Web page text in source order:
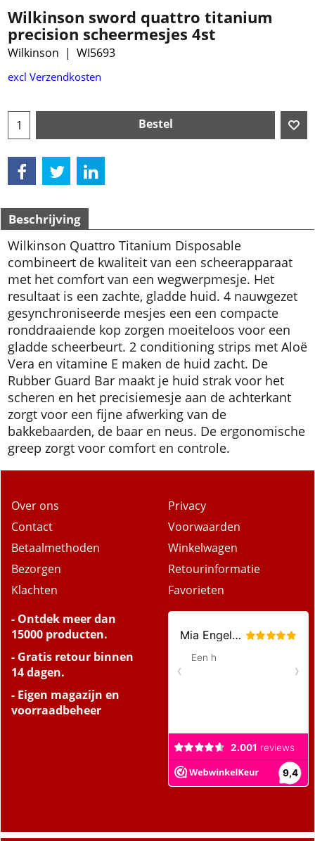
Wilkinson sword quattro titanium
precision scheermesjes 4st
Wilkinson WI5693
€9.99
Bestel
Beschrijving
Wilkinson Quattro Titanium Disposable
combineert de kwaliteit van een scheerapparaat
met het comfort van een wegwerpmesje. Het
resultaat is een zachte, gladde huid. 4 nauwgezet
gesynchroniseerde mesjes een een compacte
ronddraaiende kop zorgen moeiteloos voor een
gladde scheerbeurt. 2 conditioning strips met Aloë
Vera en vitamine E maken de huid zacht. De
Rubber Guard Bar maakt je huid strak voor het
scheren en het precisiemesje aan de achterkant
zorgt voor een fijne afwerking van de
bakkebaarden, de baar en neus. De ergonomische
greep zorgt voor comfort en controle.
Over ons
Contact
Betaalmethoden
Bezorgen
Klachten
Privacy
Voorwaarden
Winkelwagen
Retourinformatie
Favorieten
- Ontdek meer dan
15000 producten.
- Gratis retour binnen
14 dagen.
- Eigen magazijn en